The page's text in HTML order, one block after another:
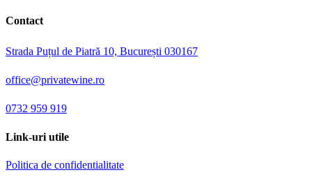
Contact
Strada Puțul de Piatră 10, București 030167
office@privatewine.ro
0732 959 919
Link-uri utile
Politica de confidentialitate